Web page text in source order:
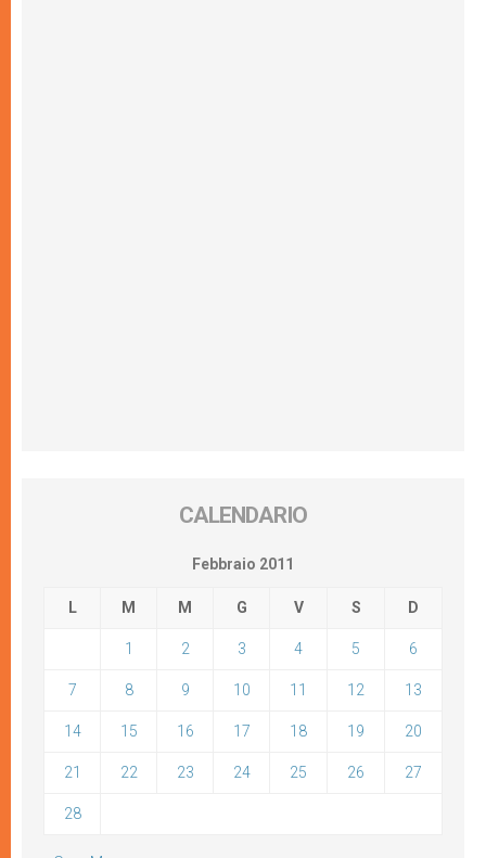
CALENDARIO
Febbraio 2011
L M M G V S D
1 2 3 4 5 6
7 8 9 10 11 12 13
14 15 16 17 18 19 20
21 22 23 24 25 26 27
28